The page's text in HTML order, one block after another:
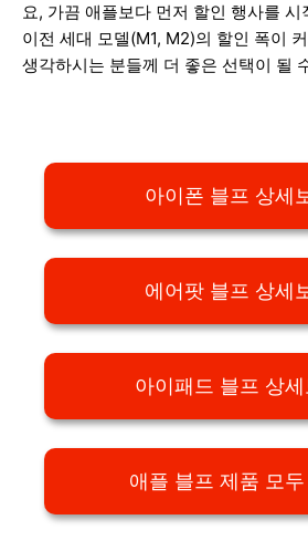
요, 가끔 애플보다 먼저 할인 행사를 시
이전 세대 모델(M1, M2)의 할인 폭이
생각하시는 분들께 더 좋은 선택이 될
아이폰 블프 상세
에어팟 블프 상세
아이패드 블프 상세
애플 블프 제품 모두